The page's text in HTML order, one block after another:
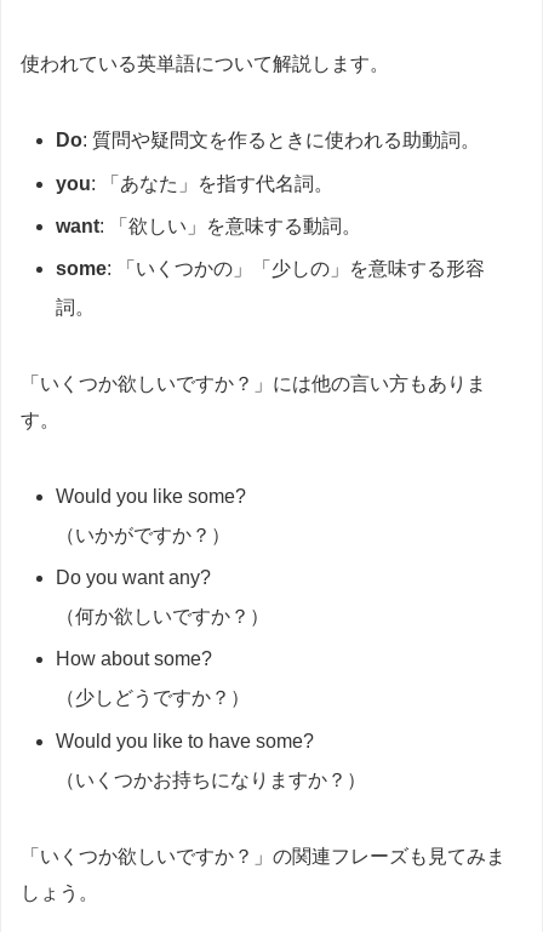
使われている英単語について解説します。
Do: 質問や疑問文を作るときに使われる助動詞。
you: 「あなた」を指す代名詞。
want: 「欲しい」を意味する動詞。
some: 「いくつかの」「少しの」を意味する形容
詞。
「いくつか欲しいですか？」には他の言い方もありま
す。
Would you like some?
（いかがですか？）
Do you want any?
（何か欲しいですか？）
How about some?
（少しどうですか？）
Would you like to have some?
（いくつかお持ちになりますか？）
「いくつか欲しいですか？」の関連フレーズも見てみま
しょう。